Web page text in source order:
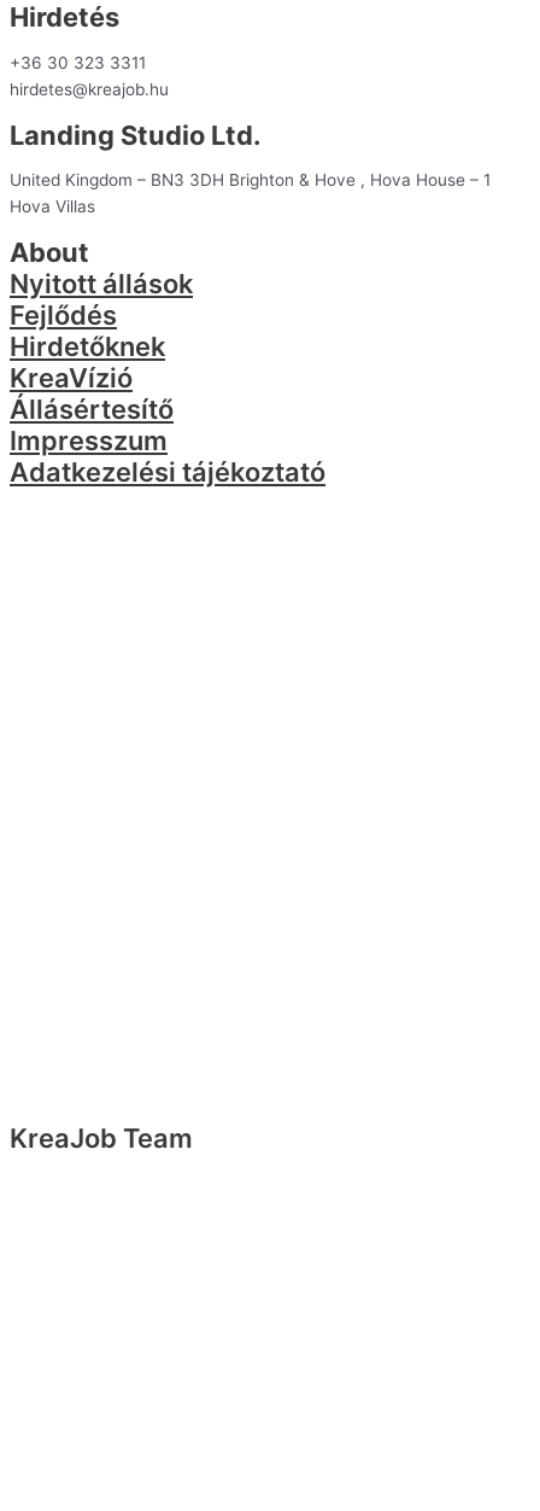
Hirdetés
+36 30 323 3311
hirdetes@kreajob.hu
Landing Studio Ltd.
United Kingdom – BN3 3DH Brighton & Hove , Hova House – 1
Hova Villas
About
Nyitott állások
Fejlődés
Hirdetőknek
KreaVízió
Állásértesítő
Impresszum
Adatkezelési tájékoztató
KreaJob Team